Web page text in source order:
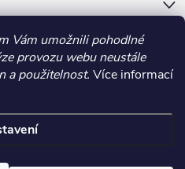
Vám umožnili pohodlné
provozu webu neustále
a použitelnost. Více informací